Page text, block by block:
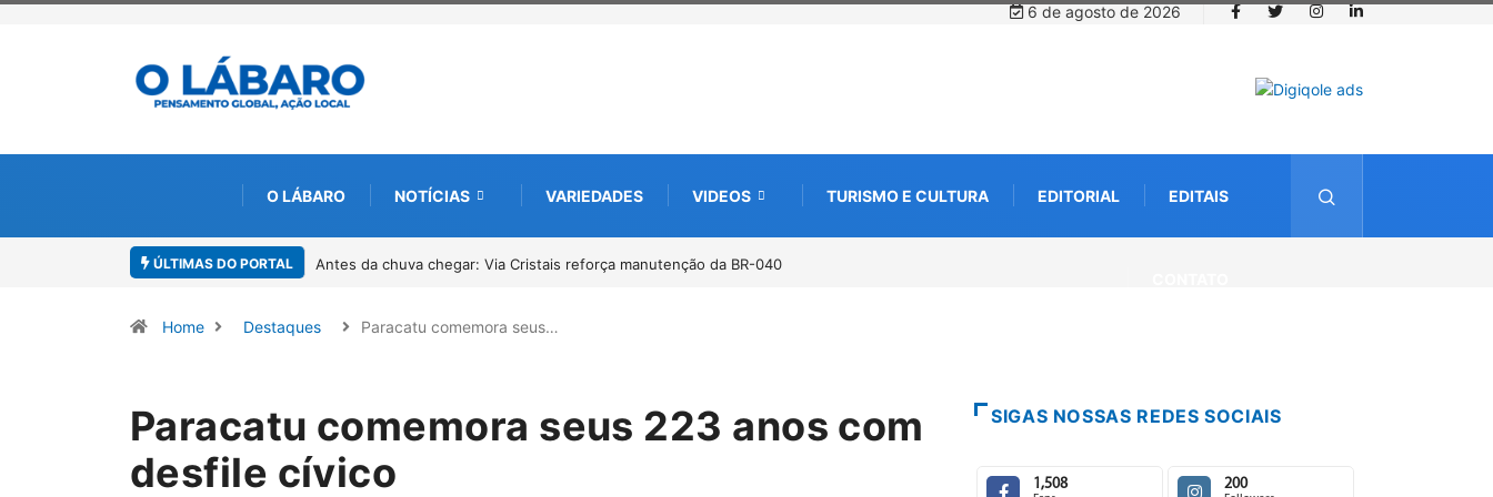
6 de agosto de 2026
O LÁBARO NOTÍCIAS VARIEDADES VIDEOS TURISMO E CULTURA EDITORIAL EDITAIS
ÚLTIMAS DO PORTAL Antes da chuva chegar: Via Cristais reforça manutenção da BR-040
Home Destaques Paracatu comemora seus…
Paracatu comemora seus 223 anos com
desfile cívico
SIGAS NOSSAS REDES SOCIAIS
1,508 200